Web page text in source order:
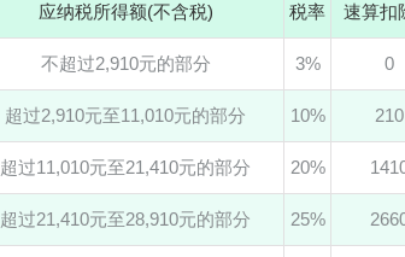
应纳税所得额(不含税) 税率 速算扣
不超过2,910元的部分 3% 0
超过2,910元至11,010元的部分 10% 210
超过11,010元至21,410元的部分 20%
超过21,410元至28,910元的部分 25%